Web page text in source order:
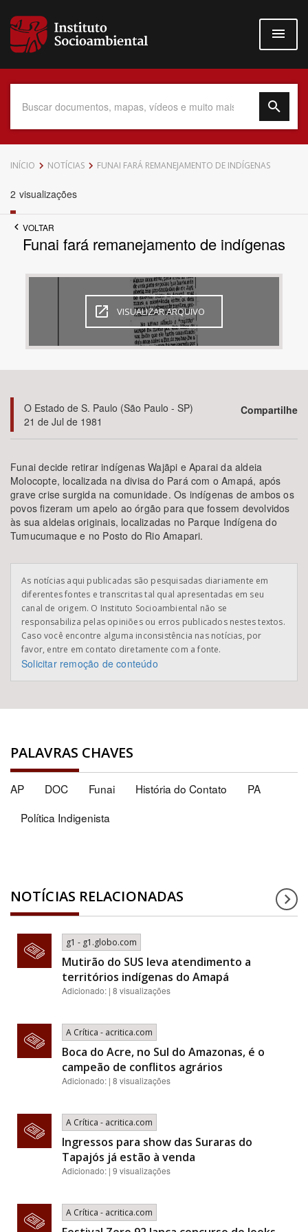
para
conteúdo
Data do Documento
Até
Subtema
Área Protegida
INÍCIO NOTÍCIAS FUNAI FARÁ REMANEJAMENTO DE INDÍGENAS
2 visualizações
VOLTAR
Funai fará remanejamento de indígenas
VISUALIZAR ARQUIVO
O Estado de S. Paulo (São Paulo - SP)
21 de Jul de 1981
Compartilhe
Funai decide retirar indígenas Wajãpi e Aparai da aldeia
Molocopte, localizada na divisa do Pará com o Amapá, após
grave crise surgida na comunidade. Os indígenas de ambos os
povos fizeram um apelo ao órgão para que fossem devolvidos
às sua aldeias originais, localizadas no Parque Indígena do
Tumucumaque e no Posto do Rio Amapari.
As notícias aqui publicadas são pesquisadas diariamente em
diferentes fontes e transcritas tal qual apresentadas em seu
canal de origem. O Instituto Socioambiental não se
responsabiliza pelas opiniões ou erros publicados nestes textos.
Caso você encontre alguma inconsistência nas notícias, por
favor, entre em contato diretamente com a fonte.
Solicitar remoção de conteúdo
PALAVRAS CHAVES
AP DOC Funai História do Contato
PA
Política Indigenista
NOTÍCIAS RELACIONADAS
g1 - g1.globo.com
Mutirão do SUS leva atendimento a
territórios indígenas do Amapá
Adicionado: | 8 visualizações
A Crítica - acritica.com
Boca do Acre, no Sul do Amazonas, é o
campeão de conflitos agrários
Adicionado: | 8 visualizações
A Crítica - acritica.com
Ingressos para show das Suraras do
Tapajós já estão à venda
Adicionado: | 9 visualizações
A Crítica - acritica.com